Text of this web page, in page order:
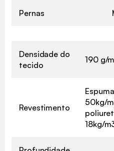
Pernas
Densidade do
tecido
190 g/
Revestimento
50kg/
18kg/